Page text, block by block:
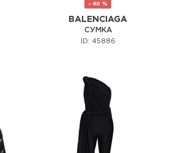
- 40 %
BALENCIAGA
СУМКА
ID: 45886